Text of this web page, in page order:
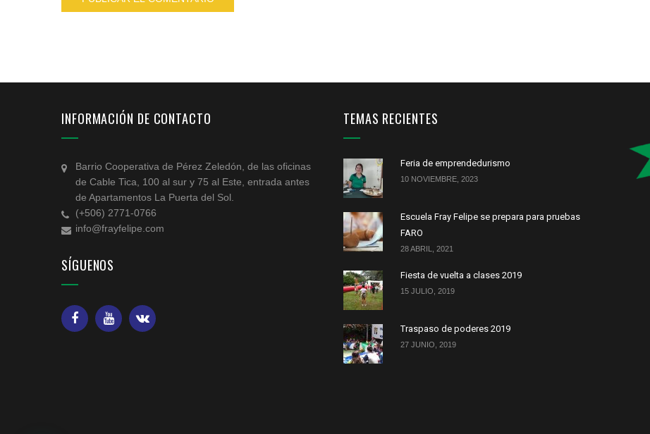
INFORMACIÓN DE CONTACTO
Barrio Cooperativa de Pérez Zeledón, de las oficinas
de Cable Tica, 100 al sur y 75 al Este, entrada antes
de Apartamentos La Puerta del Sol.
(+506) 2771-0766
info@frayfelipe.com
SÍGUENOS
TEMAS RECIENTES
Feria de emprendedurismo
10 NOVIEMBRE, 2023
Escuela Fray Felipe se prepara para pruebas
FARO
28 ABRIL, 2021
Fiesta de vuelta a clases 2019
15 JULIO, 2019
Traspaso de poderes 2019
27 JUNIO, 2019